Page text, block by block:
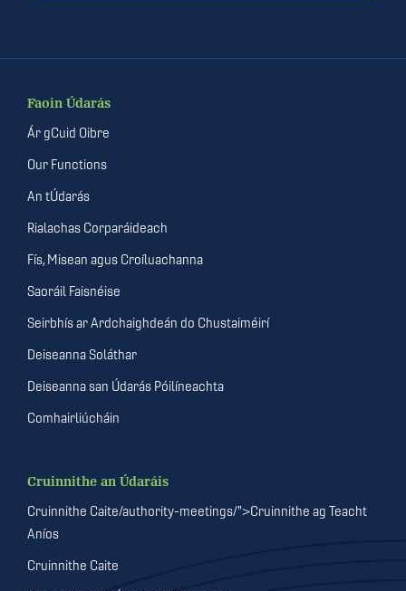
Faoin Údarás
Ár gCuid Oibre
Our Functions
An tÚdarás
Rialachas Corparáideach
Fís, Misean agus Croíluachanna
Saoráil Faisnéise
Seirbhís ar Ardchaighdeán do Chustaiméirí
Deiseanna Soláthar
Deiseanna san Údarás Póilíneachta
Comhairliúcháin
Cruinnithe an Údaráis
Cruinnithe Caite/authority-meetings/">Cruinnithe ag Teacht
Aníos
Cruinnithe Caite